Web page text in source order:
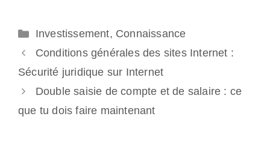
Catégories
Investissement, Connaissance
Conditions générales des sites Internet :
Sécurité juridique sur Internet
Double saisie de compte et de salaire : ce
que tu dois faire maintenant